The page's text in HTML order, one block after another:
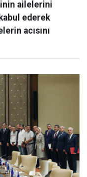
ailelerini
ederek
acısını